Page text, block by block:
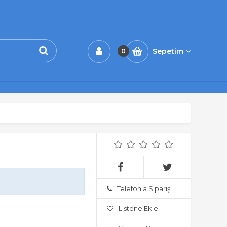
0 Sepetim
Telefonla Sipariş
Listene Ekle